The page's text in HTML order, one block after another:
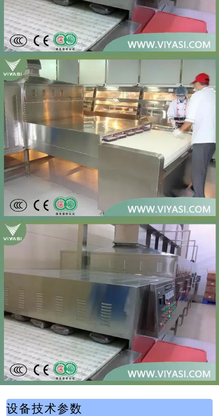
设备技术参数